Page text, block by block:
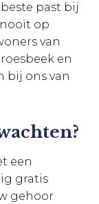
past bij
op
van
en
bij ons van
een
gratis
gehoor